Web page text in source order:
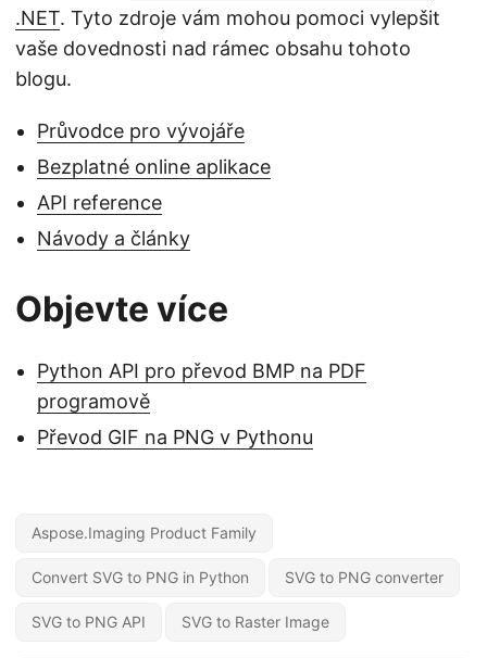
.NET. Tyto zdroje vám mohou pomoci vylepšit
vaše dovednosti nad rámec obsahu tohoto
blogu.
Průvodce pro vývojáře
Bezplatné online aplikace
API reference
Návody a články
Objevte více
Python API pro převod BMP na PDF
programově
Převod GIF na PNG v Pythonu
Aspose.Imaging Product Family
Convert SVG to PNG in Python SVG to PNG converter
SVG to PNG API SVG to Raster Image